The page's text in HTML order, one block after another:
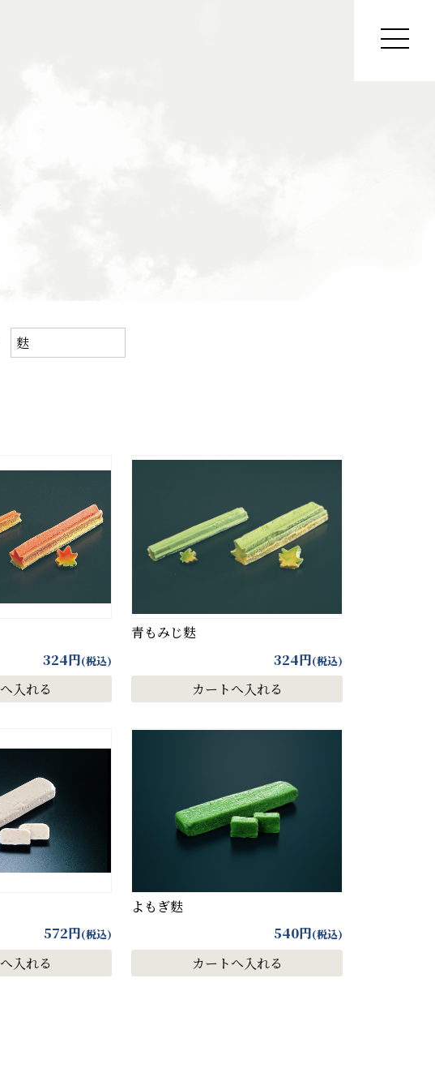
商
品
ー
324円(税込)
青もみじ麩
324円(税込)
572円(税込)
よもぎ麩
540円(税込)